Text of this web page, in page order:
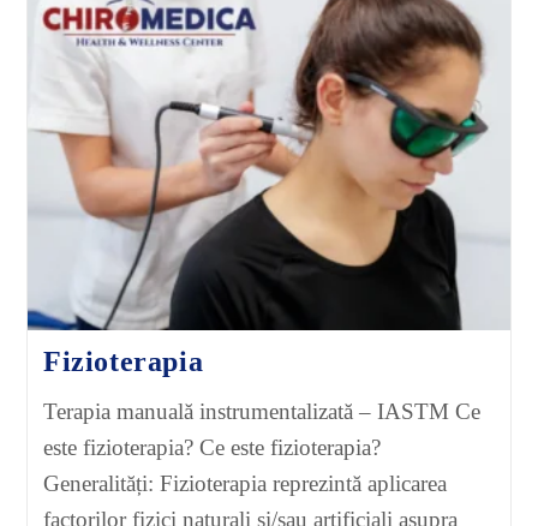
Fizioterapia
Terapia manuală instrumentalizată – IASTM Ce
este fizioterapia? Ce este fizioterapia?
Generalități: Fizioterapia reprezintă aplicarea
factorilor fizici naturali și/sau artificiali asupra